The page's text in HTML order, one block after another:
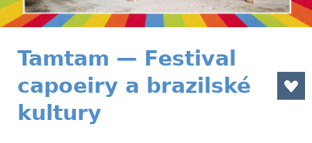
Tamtam — Festival
capoeiry a brazilské
kultury